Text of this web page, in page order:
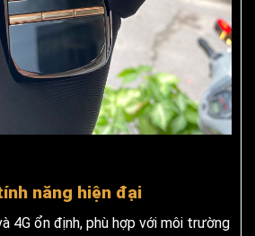
năng hiện đại
4G ổn định, phù hợp với môi trường